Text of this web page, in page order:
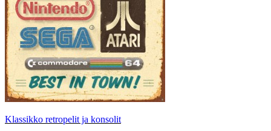
Klassikko retropelit ja konsolit